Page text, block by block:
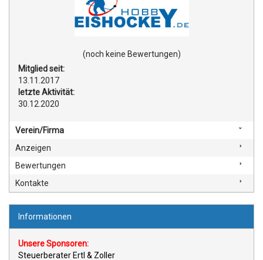
(noch keine Bewertungen)
Mitglied seit:
13.11.2017
letzte Aktivität:
30.12.2020
Verein/Firma
Anzeigen
Bewertungen
Kontakte
Informationen
Unsere Sponsoren:
Steuerberater Ertl & Zoller